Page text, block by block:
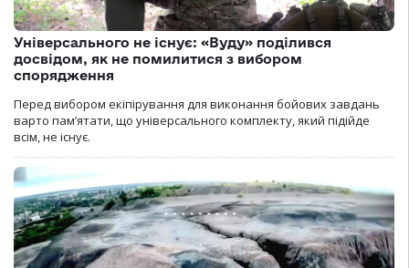
Універсального не існує: «Вуду» поділився
досвідом, як не помилитися з вибором
спорядження
Перед вибором екіпірування для виконання бойових завдань
варто пам’ятати, що універсального комплекту, який підійде
всім, не існує.